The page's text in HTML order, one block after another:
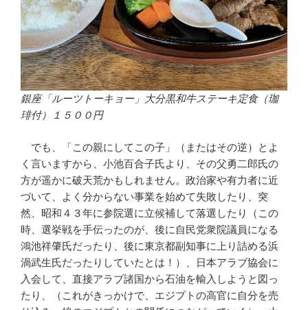
銀座「ルーツトーキョー」大分黒和牛ステーキ定食（珈
琲付）１５００円
でも、「この親にしてこの子」（またはその逆）とよ
く言いますから、小池百合子氏より、その父勇二郎氏の
方が遥かに破天荒かもしれません。政治家や有力者に近
づいて、よく分からない事業を始めて失敗したり、突
然、昭和４３年に参院選に立候補して落選したり（この
時、選挙戦を手伝ったのが、後に自民党衆院議員になる
鴻池祥肇氏だったり、後に東京都副知事に上り詰める浜
渦武生氏だったりしていたとは！）、日本アラブ協会に
入会して、直接アラブ諸国から石油を輸入しようと図っ
たり、（これがきっかけで、エジプトの高官に自分を売